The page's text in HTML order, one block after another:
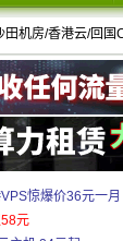
田机房/香港云/回
惊爆价36元一月
元